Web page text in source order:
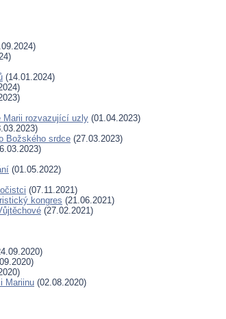
(14.01.2024)
Marii rozvazující uzly (01.04.2023)
Božského srdce (27.03.2023)
(01.05.2022)
(07.11.2021)
kongres (21.06.2021)
(27.02.2021)
Mariinu (02.08.2020)